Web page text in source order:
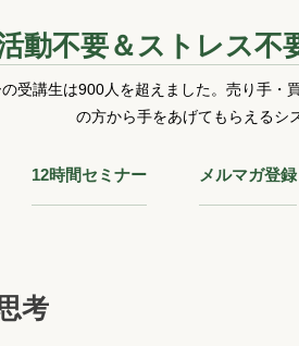
動不要＆ストレス不
受講生は900人を超えました。売り手・
の方から手をあげてもらえるシ
12時間セミナー メルマガ登録
考